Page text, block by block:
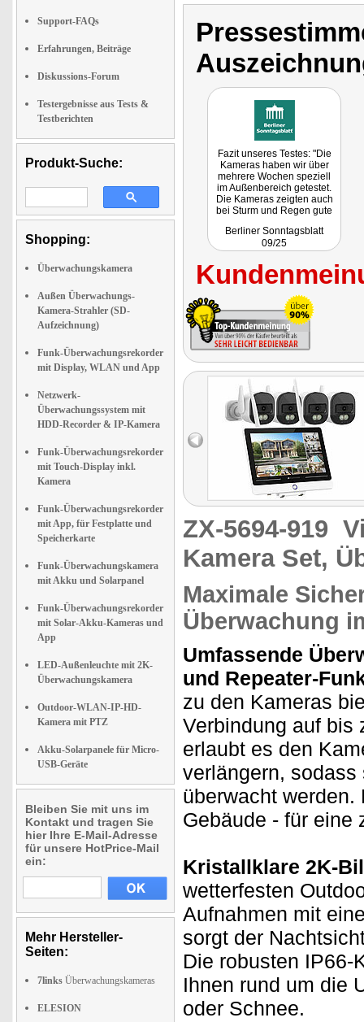
Support-FAQs
Erfahrungen, Beiträge
Diskussions-Forum
Testergebnisse aus Tests &
Testberichten
Produkt-Suche:
Shopping:
Überwachungskamera
Außen Überwachungs-
Kamera-Strahler (SD-
Aufzeichnung)
Funk-Überwachungsrekorder
mit Display, WLAN und App
Netzwerk-
Überwachungssystem mit
HDD-Recorder & IP-Kamera
Funk-Überwachungsrekorder
mit Touch-Display inkl.
Kamera
Funk-Überwachungsrekorder
mit App, für Festplatte und
Speicherkarte
Funk-Überwachungskamera
mit Akku und Solarpanel
Funk-Überwachungsrekorder
mit Solar-Akku-Kameras und
App
LED-Außenleuchte mit 2K-
Überwachungskamera
Outdoor-WLAN-IP-HD-
Kamera mit PTZ
Akku-Solarpanele für Micro-
USB-Geräte
Bleiben Sie mit uns im
Kontakt und tragen Sie
hier Ihre E-Mail-Adresse
für unsere HotPrice-Mail
ein:
Mehr Hersteller-
Seiten:
7links Überwachungskameras
ELESION
Fazit unseres Testes: "Die
Kameras haben wir über
mehrere Wochen speziell
im Außenbereich getestet.
Die Kameras zeigten auch
bei Sturm und Regen gute
kleinste Gartentiere. Das
Ergebnis, kann mit sehr gut
hier stimmen die vom
Hersteller angegeben
Kaufpreis von 343,99 Euro
kann man als günstig
bezeichnen."
Berliner Sonntagsblatt
09/25
ZX-5694-919
Kamera Set,
Maximale
Überwachung
Umfassende
und Repeater-
zu den Kameras
Verbindung auf bis
erlaubt es den
verlängern,
überwacht werden.
Gebäude - für eine
Kristallklare 2K-
wetterfesten
Aufnahmen mit
sorgt der
Die robusten IP66-
Ihnen rund um die
oder Schnee.